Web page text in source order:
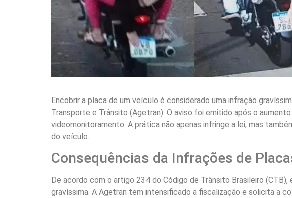
Encobrir a placa de um veículo é considerado uma infração
Transporte e Trânsito (Agetran). O aviso foi emitido após o
videomonitoramento. A prática não apenas infringe a lei, mas
do veículo.
Consequências da Infrações de
De acordo com o artigo 234 do Código de Trânsito Brasileiro
gravíssima. A Agetran tem intensificado a fiscalização e solicita a